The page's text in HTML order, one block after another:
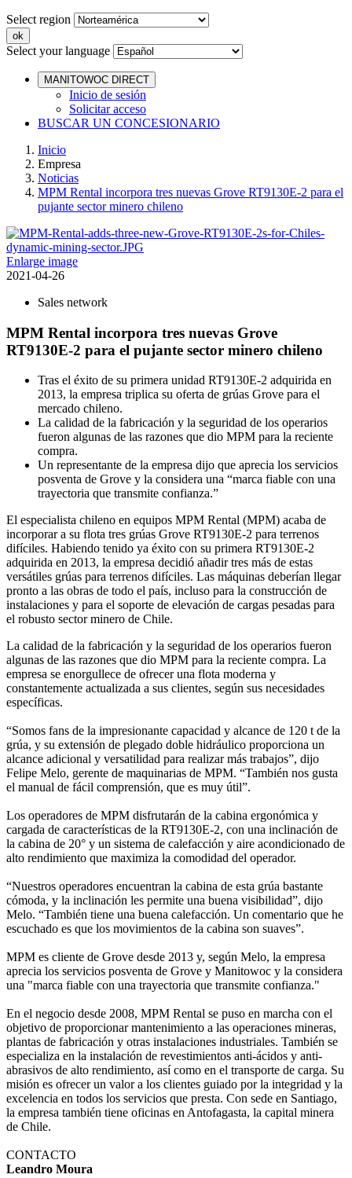
Select region
Select your language
MANITOWOC DIRECT
Inicio de sesión
Solicitar acceso
BUSCAR UN CONCESIONARIO
Inicio
Empresa
Noticias
MPM Rental incorpora tres nuevas Grove RT9130E-2 para el
pujante sector minero chileno
Enlarge image
2021-04-26
Sales network
MPM Rental incorpora tres nuevas Grove
RT9130E-2 para el pujante sector minero chileno
Tras el éxito de su primera unidad RT9130E-2 adquirida en
2013, la empresa triplica su oferta de grúas Grove para el
mercado chileno.
La calidad de la fabricación y la seguridad de los operarios
fueron algunas de las razones que dio MPM para la reciente
compra.
Un representante de la empresa dijo que aprecia los servicios
posventa de Grove y la considera una “marca fiable con una
trayectoria que transmite confianza.”
El especialista chileno en equipos MPM Rental (MPM) acaba de
incorporar a su flota tres grúas Grove RT9130E-2 para terrenos
difíciles. Habiendo tenido ya éxito con su primera RT9130E-2
adquirida en 2013, la empresa decidió añadir tres más de estas
versátiles grúas para terrenos difíciles. Las máquinas deberían llegar
pronto a las obras de todo el país, incluso para la construcción de
instalaciones y para el soporte de elevación de cargas pesadas para
el robusto sector minero de Chile.
La calidad de la fabricación y la seguridad de los operarios fueron
algunas de las razones que dio MPM para la reciente compra. La
empresa se enorgullece de ofrecer una flota moderna y
constantemente actualizada a sus clientes, según sus necesidades
específicas.
“Somos fans de la impresionante capacidad y alcance de 120 t de la
grúa, y su extensión de plegado doble hidráulico proporciona un
alcance adicional y versatilidad para realizar más trabajos”, dijo
Felipe Melo, gerente de maquinarias de MPM. “También nos gusta
el manual de fácil comprensión, que es muy útil”.
Los operadores de MPM disfrutarán de la cabina ergonómica y
cargada de características de la RT9130E-2, con una inclinación de
la cabina de 20° y un sistema de calefacción y aire acondicionado de
alto rendimiento que maximiza la comodidad del operador.
“Nuestros operadores encuentran la cabina de esta grúa bastante
cómoda, y la inclinación les permite una buena visibilidad”, dijo
Melo. “También tiene una buena calefacción. Un comentario que he
escuchado es que los movimientos de la cabina son suaves”.
MPM es cliente de Grove desde 2013 y, según Melo, la empresa
aprecia los servicios posventa de Grove y Manitowoc y la considera
una "marca fiable con una trayectoria que transmite confianza."
En el negocio desde 2008, MPM Rental se puso en marcha con el
objetivo de proporcionar mantenimiento a las operaciones mineras,
plantas de fabricación y otras instalaciones industriales. También se
especializa en la instalación de revestimientos anti-ácidos y anti-
abrasivos de alto rendimiento, así como en el transporte de carga. Su
misión es ofrecer un valor a los clientes guiado por la integridad y la
excelencia en todos los servicios que presta. Con sede en Santiago,
la empresa también tiene oficinas en Antofagasta, la capital minera
de Chile.
CONTACTO
Leandro Moura